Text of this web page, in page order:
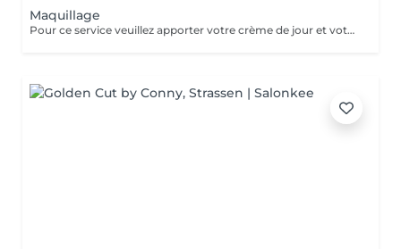
Maquillage
Pour ce service veuillez apporter votre crème de jour et votre fond de teint !